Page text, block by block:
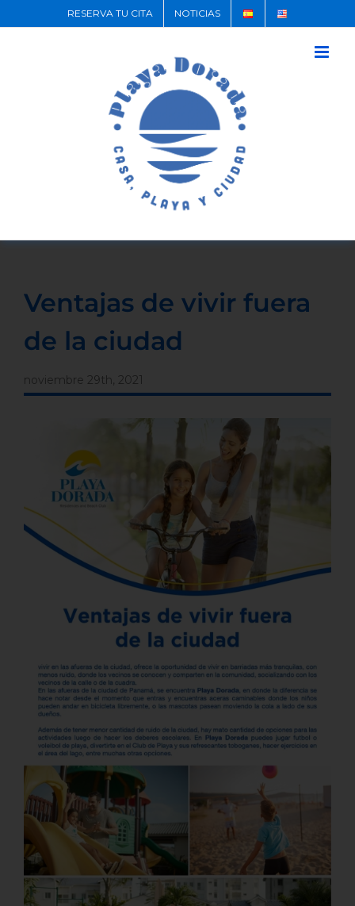
RESERVA TU CITA NOTICIAS
Ventajas de vivir fuera
de la ciudad
noviembre 29th, 2021